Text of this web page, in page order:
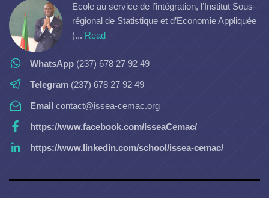
Ecole au service de l’intégration, l’Institut Sous-
régional de Statistique et d’Economie Appliquée
(... Read
WhatsApp (237) 678 27 92 49
Telegram (237) 678 27 92 49
Email contact@issea-cemac.org
https://www.facebook.com/IsseaCemac/
https://www.linkedin.com/school/issea-cemac/